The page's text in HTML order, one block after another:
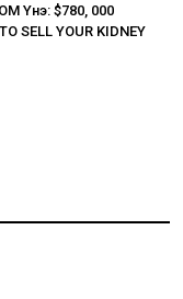
Yнэ: $780, 000
SELL YOUR KIDNEY